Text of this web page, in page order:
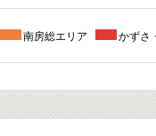
南房総エリア かずさ